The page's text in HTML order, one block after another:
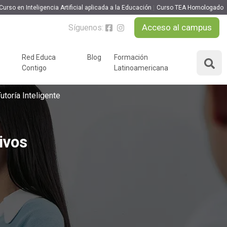
Curso en Inteligencia Artificial aplicada a la Educación Curso TEA Homologado
Síguenos: Acceso al campus
ÁREAS DE FORMACIÓN
Desarrollo Personal y
Liderazgo
Educación y Docencia
Formación Empresarial
Idiomas
Nuevas Tecnologías y
Tics
Ocio y Tiempo Libre
Red Educa
Contigo
podcast
Blog
Formación
Latinoamericana
MATRICULARME
Inteligente